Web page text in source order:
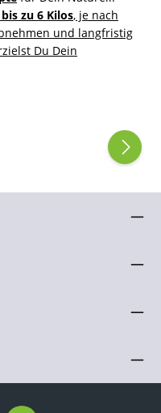
zu 6 Kilos, je nach
und langfristig
Du Dein